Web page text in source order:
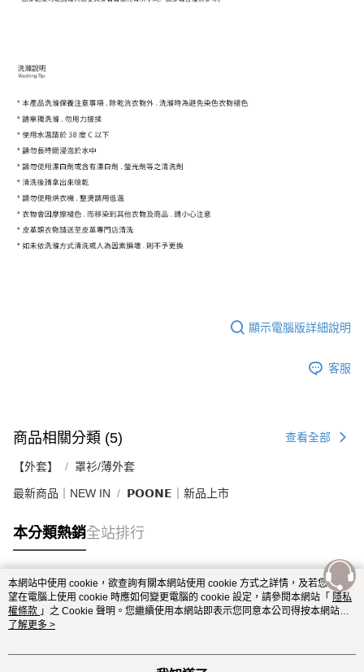
顯示電腦版詳細說明
客服
商品相關分類 (5) 查看全部
【外套】 罩衫/薄外套
最新商品｜NEW IN 𝗣𝗢𝗢𝗡𝗘｜新品上市
本分類熱銷全站排行
熱門標籤
本網站中使用 cookie，欲查詢有關本網站使用 cookie 方式之詳情，及若您不希
望在電腦上使用 cookie 時應如何變更電腦的 cookie 設定，請參閱本網站「 隱私
權條款 」之 Cookie 聲明。您繼續使用本網站即表示您同意本公司得按本網站使
用條款之 Cookie 聲明使用 cookie。
了解更多 >